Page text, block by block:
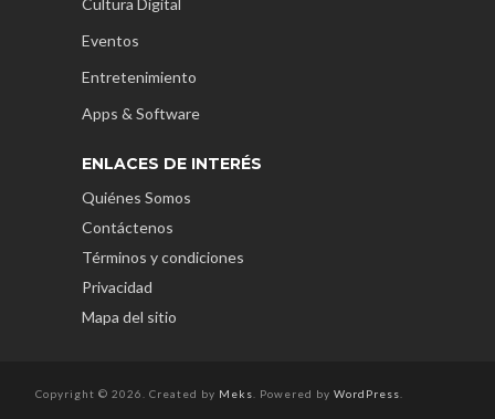
Cultura Digital
Eventos
Entretenimiento
Apps & Software
ENLACES DE INTERÉS
Quiénes Somos
Contáctenos
Términos y condiciones
Privacidad
Mapa del sitio
Copyright © 2026. Created by Meks . Powered by WordPress